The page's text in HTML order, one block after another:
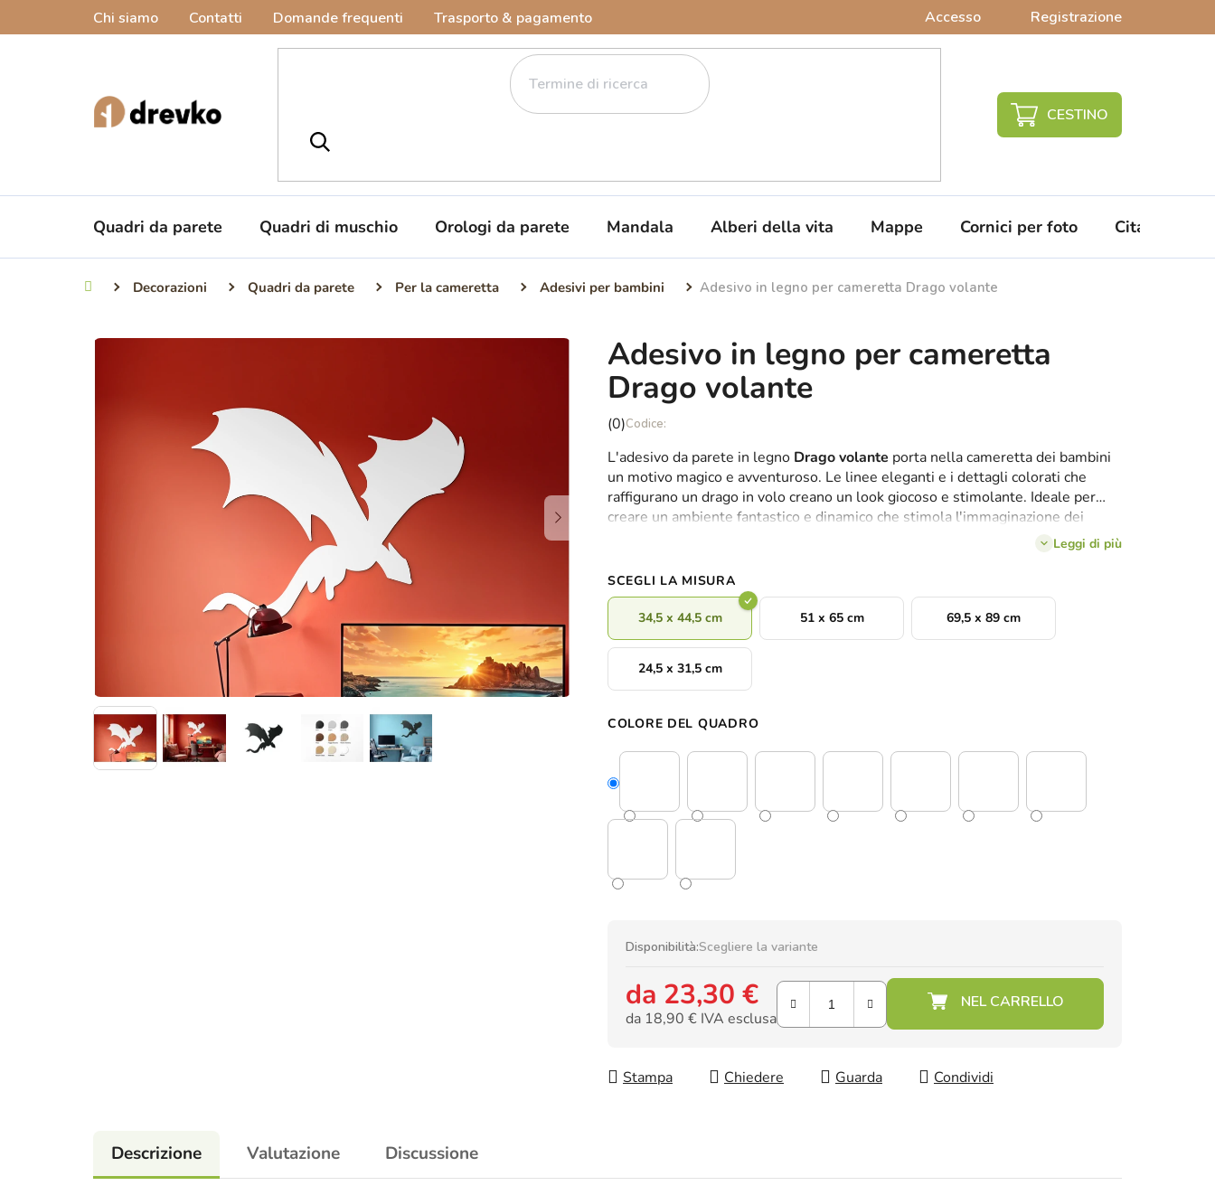
Chi siamo Contatti Domande frequenti Trasporto & pagamento Accesso Registrazione
CARRELLO
SPESA
Quadri da parete Quadri di muschio Orologi da parete Mandala Alberi della vita Mappe Cornici per foto Citazioni da
Casa Decorazioni Quadri da parete Per la cameretta Adesivi per bambini Adesivo in legno per cameretta Drago volante
Adesivo in legno per cameretta
Drago volante
La
media
del
prodotto
è
5
stelle.
(0)
L'adesivo da parete in legno Drago volante porta nella cameretta dei bambini
un motivo magico e avventuroso. Le linee eleganti e i dettagli colorati che
raffigurano un drago in volo creano un look giocoso e stimolante. Ideale per
creare un ambiente fantastico e dinamico che stimola l'immaginazione dei
Leggi di più
SCEGLI LA MISURA
34,5 x 44,5 cm 51 x 65 cm 69,5 x 89 cm
24,5 x 31,5 cm
COLORE DEL QUADRO
Disponibilità:Scegliere la variante
da 23,30 €
da 18,90 € IVA esclusa
Stampa
Chiedere Guarda Condividi
Descrizione Valutazione Discussione